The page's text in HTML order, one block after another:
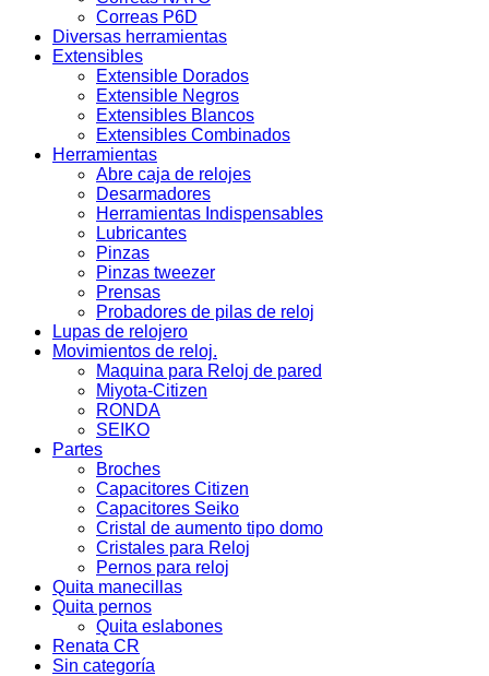
Correas P6D
Diversas herramientas
Extensibles
Extensible Dorados
Extensible Negros
Extensibles Blancos
Extensibles Combinados
Herramientas
Abre caja de relojes
Desarmadores
Herramientas Indispensables
Lubricantes
Pinzas
Pinzas tweezer
Prensas
Probadores de pilas de reloj
Lupas de relojero
Movimientos de reloj.
Maquina para Reloj de pared
Miyota-Citizen
RONDA
SEIKO
Partes
Broches
Capacitores Citizen
Capacitores Seiko
Cristal de aumento tipo domo
Cristales para Reloj
Pernos para reloj
Quita manecillas
Quita pernos
Quita eslabones
Renata CR
Sin categoría